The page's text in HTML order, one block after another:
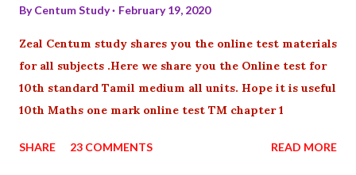
ByCentum Study February 19, 2020
Zeal Centum study shares you the online test materials
for all subjects .Here we share you the Online test for
10th standard Tamil medium all units. Hope it is useful
10th Maths one mark online test TM chapter 1
SHARE 23 COMMENTS READ MORE